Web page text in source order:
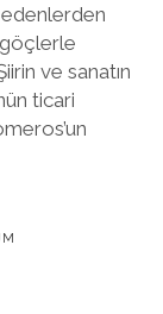
edenlerden
ve sanatın
ticari